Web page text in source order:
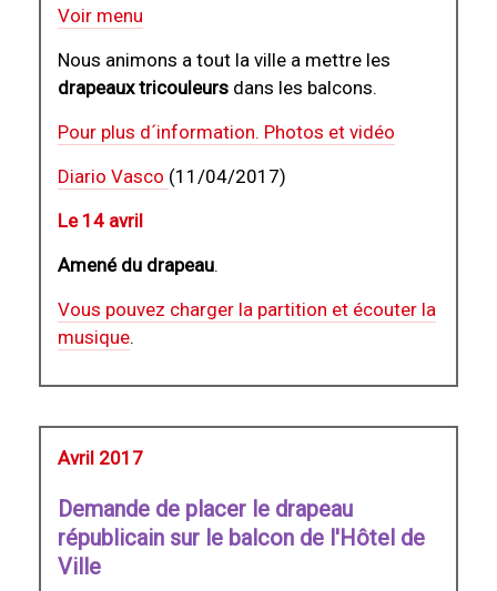
Voir menu
Nous animons a tout la ville a mettre les
drapeaux tricouleurs dans les balcons.
Pour plus d´information. Photos et vidéo
Diario Vasco (11/04/2017)
Le 14 avril
Amené du drapeau.
Vous pouvez charger la partition et écouter la
musique.
Avril 2017
Demande de placer le drapeau
républicain sur le balcon de l'Hôtel de
Ville